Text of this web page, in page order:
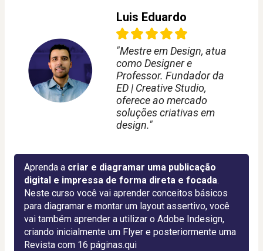
Luis Eduardo
"Mestre em Design, atua
como Designer e
Professor. Fundador da
ED | Creative Studio,
oferece ao mercado
soluções criativas em
design."
Aprenda a criar e diagramar uma publicação
digital e impressa de forma direta e focada.
Neste curso você vai aprender conceitos básicos
para diagramar e montar um layout assertivo, você
vai também aprender a utilizar o Adobe Indesign,
criando inicialmente um Flyer e posteriormente uma
Revista com 16 páginas.qui